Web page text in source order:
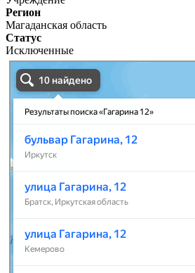
Регион
Магаданская область
Статус
Исключенные